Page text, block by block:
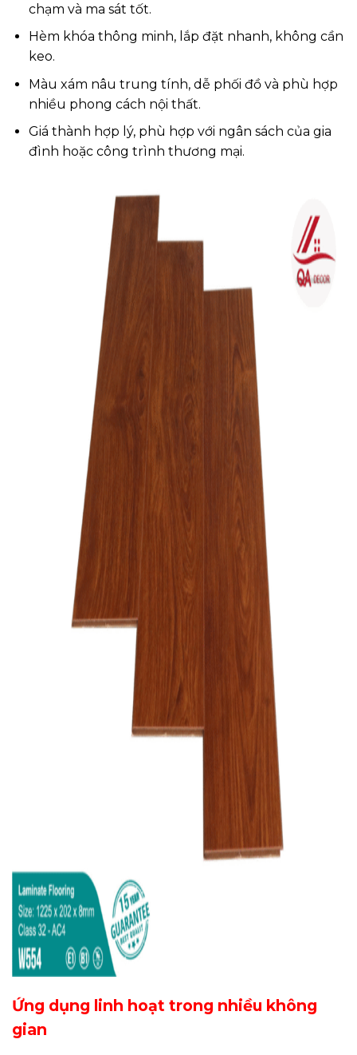
chạm và ma sát tốt.
Hèm khóa thông minh, lắp đặt nhanh, không cần
keo.
Màu xám nâu trung tính, dễ phối đồ và phù hợp
nhiều phong cách nội thất.
Giá thành hợp lý, phù hợp với ngân sách của gia
đình hoặc công trình thương mại.
Ứng dụng linh hoạt trong nhiều không
gian